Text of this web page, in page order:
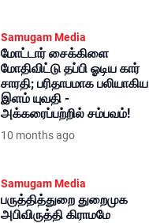
Samugam Media
மோட்டார் சைக்கிளை
மோதிவிட்டு தப்பி ஓடிய கார்
சாரதி; பரிதாபமாக பலியாகிய
இளம் யுவதி -
அக்கரைப்பற்றில் சம்பவம்!
10 months ago
Samugam Media
பருத்தித்துறை துறைமுக
அபிவிருத்தி கிராமமே